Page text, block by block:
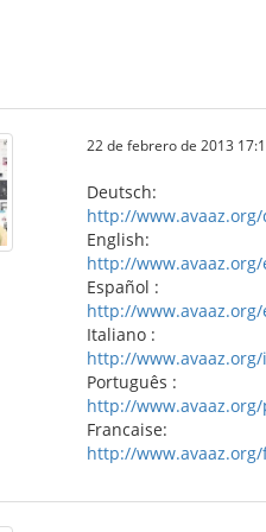
22 de febrero de 2013
Deutsch:
http://
English:
http://
Español :
http://
Italiano :
http://
Português :
http://
Francaise:
http://